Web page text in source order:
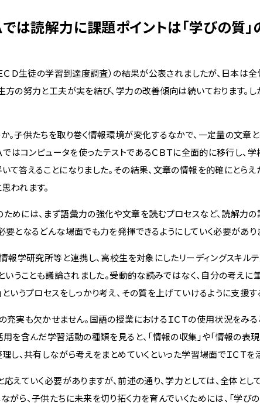
では読解力に課題ポイントは「学びの質
ＣＤ生徒の学習到達度調査）の結果が公表されましたが、日本は
方の努力と工夫が実を結び、学力の改善傾向は続いております。
。子供たちを取り巻く情報環境が変化するなかで、一定量の文章
Ａではコンピュータを使ったテストであるＣＢＴに全面的に移行し
て答えることになりました。その結果、文章の情報を的確にとら
われます。
めには、まず語彙力の強化や文章を読むプロセスなど、読解力の
要となるどんな場面でも力を発揮できるようにしていく必要があり
報学研究所等と連携し、高校生を対象にしたリーディングスキル
ということも議論されました。受動的な読みではなく、自分の考え
いうプロセスをしっかり考え、その質を上げていけるように支援す
充実も欠かせません。国語の授業におけるＩＣＴの使用状況をみ
用を含んだ学習活動の種類を見ると、「情報の収集」や「情報の表
し、共有しながら考えをまとめていくといった学習場面でＩＣＴを
えていく必要がありますが、前述の通り、学力としては、全体と
がら、子供たちに未来を切り拓く力を育んでいくためには、「学び